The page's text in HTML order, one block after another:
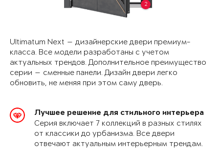
2
Ultimatum Next — дизайнерские двери премиум-
класса. Все модели разработаны с учетом
актуальных трендов. Дополнительное преимущество
серии — сменные панели. Дизайн двери легко
обновить, не меняя при этом саму дверь.
Лучшее решение для стильного интерьера
Серия включает 7 коллекций в разных стилях
от классики до урбанизма. Все двери
отвечают актуальным интерьерным трендам.